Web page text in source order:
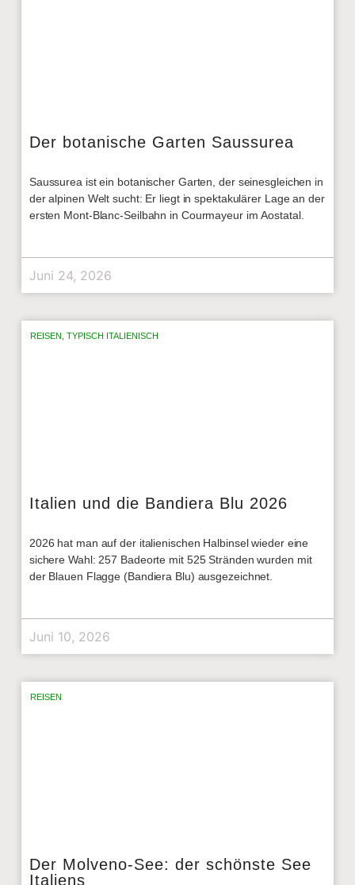
Der botanische Garten Saussurea
Saussurea ist ein botanischer Garten, der seinesgleichen in
der alpinen Welt sucht: Er liegt in spektakulärer Lage an der
ersten Mont-Blanc-Seilbahn in Courmayeur im Aostatal.
Juni 24, 2026
REISEN TYPISCH ITALIENISCH
Italien und die Bandiera Blu 2026
2026 hat man auf der italienischen Halbinsel wieder eine
sichere Wahl: 257 Badeorte mit 525 Stränden wurden mit
der Blauen Flagge (Bandiera Blu) ausgezeichnet.
Juni 10, 2026
REISEN
Der Molveno-See: der schönste See
Italiens